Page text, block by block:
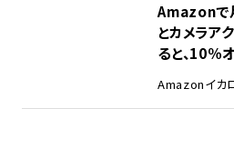
Amazonで
とカメラア
ると、10％
Amazonイカ